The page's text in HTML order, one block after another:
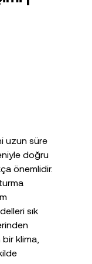
uzun süre
doğru
önemlidir.
sık
klima,